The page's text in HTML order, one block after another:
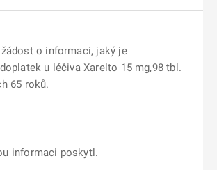
o informaci, jaký je
u léčiva Xarelto 15 mg,98 tbl.
65 roků.
informaci poskytl.